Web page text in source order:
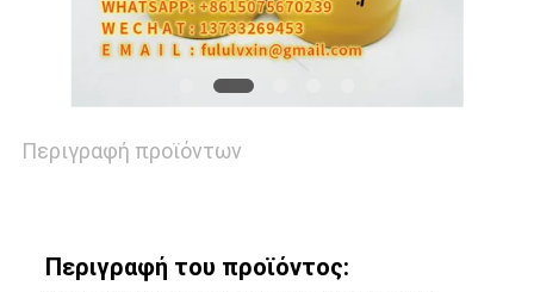
PRIVACY
Περιγραφή προϊόντων
Περιγραφή του προϊόντος: